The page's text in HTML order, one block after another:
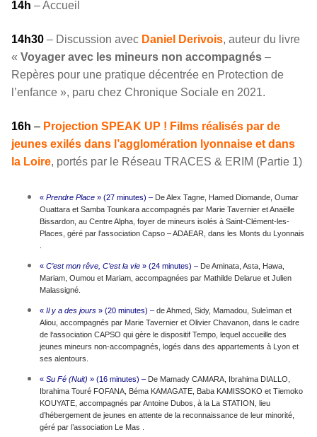
14h – Accueil
14h30 – Discussion avec Daniel Derivois, auteur du livre
« Voyager avec les mineurs non accompagnés –
Repères pour une pratique décentrée en Protection de
l’enfance », paru chez Chronique Sociale en 2021.
16h – Projection SPEAK UP ! Films réalisés par de
jeunes exilés dans l’agglomération lyonnaise et dans
la Loire, portés par le Réseau TRACES & ERIM (Partie 1)
« Prendre Place » (27 minutes) – De Alex Tagne, Hamed Diomande, Oumar
Ouattara et Samba Tounkara accompagnés par Marie Tavernier et Anaëlle
Bissardon, au Centre Alpha, foyer de mineurs isolés à Saint-Clément-les-
Places, géré par l’association Capso – ADAEAR, dans les Monts du Lyonnais
« C’est mon rêve, C’est la vie » (24 minutes) – De Aminata, Asta, Hawa,
Mariam, Oumou et Mariam, accompagnées par Mathilde Delarue et Julien
Malassigné.
« Il y a des jours » (20 minutes) – de Ahmed, Sidy, Mamadou, Suleïman et
Aliou, accompagnés par Marie Tavernier et Olivier Chavanon, dans le cadre
de l‘association CAPSO qui gère le dispositif Tempo, lequel accueille des
jeunes mineurs non-accompagnés, logés dans des appartements à Lyon et
ses alentours.
« Su Fé (Nuit) » (16 minutes) – De Mamady CAMARA, Ibrahima DIALLO,
Ibrahima Touré FOFANA, Béma KAMAGATE, Baba KAMISSOKO et Tiemoko
KOUYATE, accompagnés par Antoine Dubos, à la La STATION, lieu
d’hébergement de jeunes en attente de la reconnaissance de leur minorité,
géré par l’association Le Mas .